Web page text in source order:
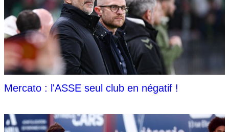
Mercato : l'ASSE seul club en négatif !